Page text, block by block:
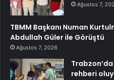
Ağustos 7,
TBMM Başkanı Numan
Abdullah Güler ile Görüştü
Ağustos 7, 2026
rehberi